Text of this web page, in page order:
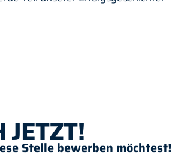
JETZT!
Stelle bewerben möchtest!